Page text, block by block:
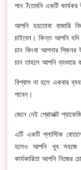
পান ?তেমনি একটি
আপনি হয়তোবা বাজারি
চাইবেন। কিন্ত আপনি যদি
চান কিংবা আপনার
চান তাহলে আপনি ব্যবহার
বিশ্বাস না হলে একবার
পাবেন।
জেনে নেই প্রোডাক্ট
এটি একটি প্লাস্টিক
হলেও আপনি খুব সহজে
কার্যকারিতা আপনি নিজের